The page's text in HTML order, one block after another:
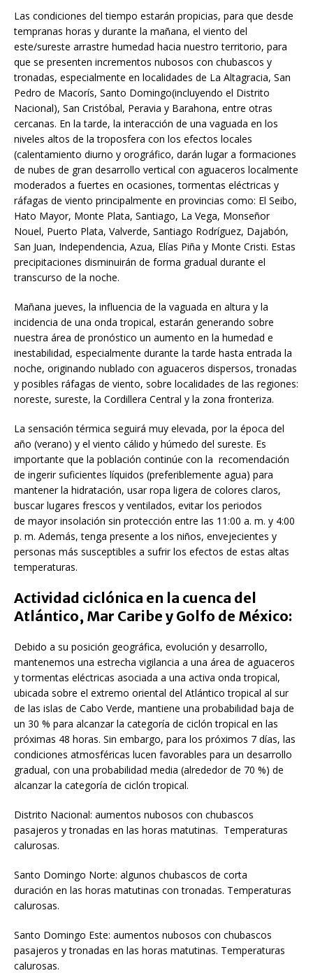
Las condiciones del tiempo estarán propicias, para que desde
tempranas horas y durante la mañana, el viento del
este/sureste arrastre humedad hacia nuestro territorio, para
que se presenten incrementos nubosos con chubascos y
tronadas, especialmente en localidades de La Altagracia, San
Pedro de Macorís, Santo Domingo(incluyendo el Distrito
Nacional), San Cristóbal, Peravia y Barahona, entre otras
cercanas. En la tarde, la interacción de una vaguada en los
niveles altos de la troposfera con los efectos locales
(calentamiento diurno y orográfico, darán lugar a formaciones
de nubes de gran desarrollo vertical con aguaceros localmente
moderados a fuertes en ocasiones, tormentas eléctricas y
ráfagas de viento principalmente en provincias como: El Seibo,
Hato Mayor, Monte Plata, Santiago, La Vega, Monseñor
Nouel, Puerto Plata, Valverde, Santiago Rodríguez, Dajabón,
San Juan, Independencia, Azua, Elías Piña y Monte Cristi. Estas
precipitaciones disminuirán de forma gradual durante el
transcurso de la noche.
Mañana jueves, la influencia de la vaguada en altura y la
incidencia de una onda tropical, estarán generando sobre
nuestra área de pronóstico un aumento en la humedad e
inestabilidad, especialmente durante la tarde hasta entrada la
noche, originando nublado con aguaceros dispersos, tronadas
y posibles ráfagas de viento, sobre localidades de las regiones:
noreste, sureste, la Cordillera Central y la zona fronteriza.
La sensación térmica seguirá muy elevada, por la época del
año (verano) y el viento cálido y húmedo del sureste. Es
importante que la población continúe con la recomendación
de ingerir suficientes líquidos (preferiblemente agua) para
mantener la hidratación, usar ropa ligera de colores claros,
buscar lugares frescos y ventilados, evitar los periodos
de mayor insolación sin protección entre las 11:00 a. m. y 4:00
p. m. Además, tenga presente a los niños, envejecientes y
personas más susceptibles a sufrir los efectos de estas altas
temperaturas.
Actividad ciclónica en la cuenca del
Atlántico, Mar Caribe y Golfo de México:
Debido a su posición geográfica, evolución y desarrollo,
mantenemos una estrecha vigilancia a una área de aguaceros
y tormentas eléctricas asociada a una activa onda tropical,
ubicada sobre el extremo oriental del Atlántico tropical al sur
de las islas de Cabo Verde, mantiene una probabilidad baja de
un 30 % para alcanzar la categoría de ciclón tropical en las
próximas 48 horas. Sin embargo, para los próximos 7 días, las
condiciones atmosféricas lucen favorables para un desarrollo
gradual, con una probabilidad media (alrededor de 70 %) de
alcanzar la categoría de ciclón tropical.
Distrito Nacional: aumentos nubosos con chubascos
pasajeros y tronadas en las horas matutinas. Temperaturas
calurosas.
Santo Domingo Norte: algunos chubascos de corta
duración en las horas matutinas con tronadas. Temperaturas
calurosas.
Santo Domingo Este: aumentos nubosos con chubascos
pasajeros y tronadas en las horas matutinas. Temperaturas
calurosas.